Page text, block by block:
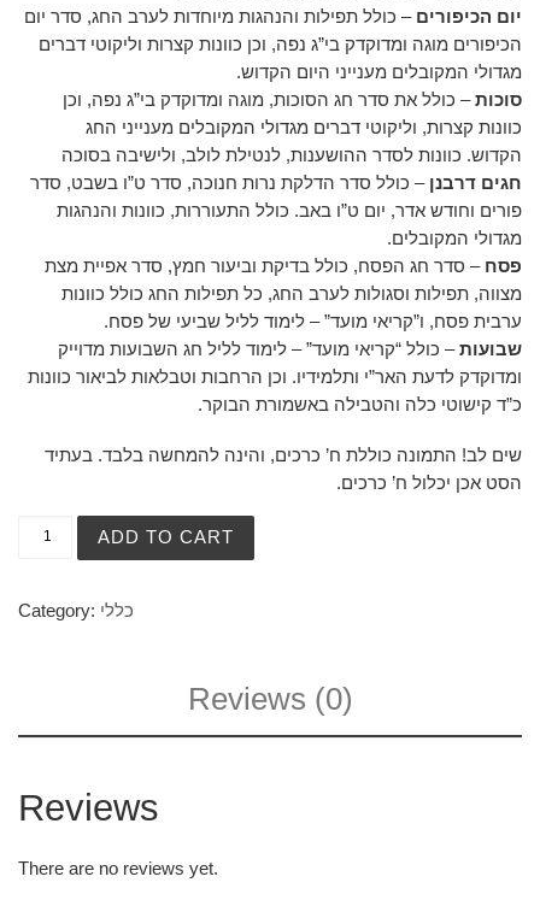
יום הכיפורים – כולל תפילות והנהגות מיוחדות לערב החג, סדר יום
הכיפורים מוגה ומדוקדק בי”ג נפה, וכן כוונות קצרות וליקוטי דברים
מגדולי המקובלים מענייני היום הקדוש.
סוכות– כולל את סדר חג הסוכות, מוגה ומדוקדק בי”ג נפה, וכן
כוונות קצרות, וליקוטי דברים מגדולי המקובלים מענייני החג
הקדוש. כוונות לסדר ההושענות, לנטילת לולב, ולישיבה בסוכה
חגים דרבנן – כולל סדר הדלקת נרות חנוכה, סדר ט”ו בשבט, סדר
פורים וחודש אדר, יום ט”ו באב. כולל התעוררות, כוונות והנהגות
מגדולי המקובלים.
פסח – סדר חג הפסח, כולל בדיקת וביעור חמץ, סדר אפיית מצת
מצווה, תפילות וסגולות לערב החג, כל תפילות החג כולל כוונות
ערבית פסח, ו”קריאי מועד” – לימוד לליל שביעי של פסח.
שבועות– כולל “קריאי מועד” – לימוד לליל חג השבועות מדוייק
ומדוקדק לדעת האר”י ותלמידיו. וכן הרחבות וטבלאות לביאור כוונות
כ”ד קישוטי כלה והטבילה באשמורת הבוקר.
שים לב! התמונה כוללת ח’ כרכים, והינה להמחשה בלבד. בעתיד
הסט אכן יכלול ח’ כרכים.
ADD TO CART
Category: כללי
Reviews (0)
Reviews
There are no reviews yet.